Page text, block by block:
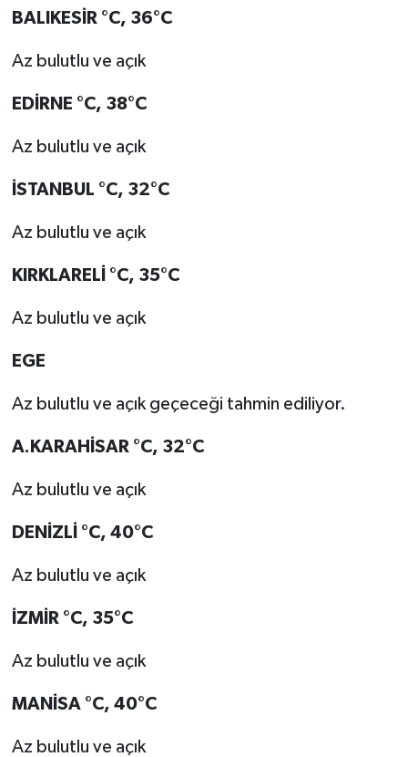
BALIKESİR °C, 36°C
Az bulutlu ve açık
EDİRNE °C, 38°C
Az bulutlu ve açık
İSTANBUL °C, 32°C
Az bulutlu ve açık
KIRKLARELİ °C, 35°C
Az bulutlu ve açık
EGE
Az bulutlu ve açık geçeceği tahmin ediliyor.
A.KARAHİSAR °C, 32°C
Az bulutlu ve açık
DENİZLİ °C, 40°C
Az bulutlu ve açık
İZMİR °C, 35°C
Az bulutlu ve açık
MANİSA °C, 40°C
Az bulutlu ve açık